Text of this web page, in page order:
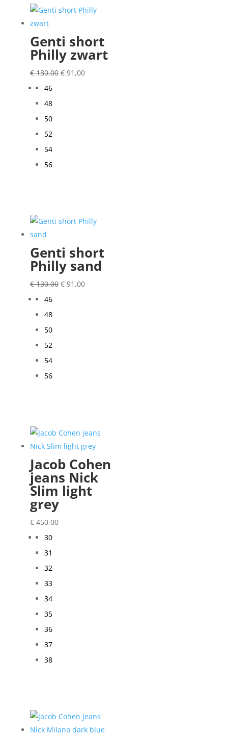
Genti short
Philly zwart
€130,00 Oorspronkelijke
€91,00Huidige
46
48
50
52
54
56
Genti short
Philly sand
€130,00 Oorspronkelijke
€91,00Huidige
46
48
50
52
54
56
Jacob Cohen
jeans Nick
Slim light
grey
€450,00
30
31
32
33
34
35
36
37
38